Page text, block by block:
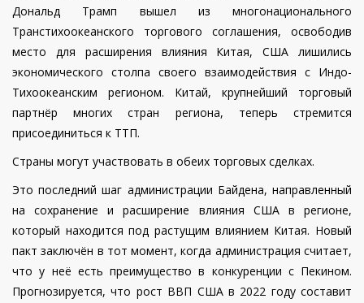
Дональд Трамп вышел из многонационального
Транстихоокеанского торгового соглашения, освободив
место для расширения влияния Китая, США лишились
экономического столпа своего взаимодействия с Индо-
Тихоокеанским регионом. Китай, крупнейший торговый
партнёр многих стран региона, теперь стремится
присоединиться к ТТП.
Страны могут участвовать в обеих торговых сделках.
Это последний шаг администрации Байдена, направленный
на сохранение и расширение влияния США в регионе,
который находится под растущим влиянием Китая. Новый
пакт заключён в тот момент, когда администрация считает,
что у неё есть преимущество в конкуренции с Пекином.
Прогнозируется, что рост ВВП США в 2022 году составит